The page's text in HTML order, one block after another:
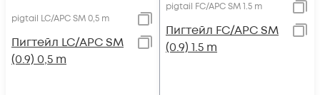
pigtail LC/APC SM 0,5 m
Пигтейл LC/APC SM
(0.9) 0,5 m
pigtail FC/APC SM 1.5 m
Пигтейл FC/APC SM
(0.9) 1.5 m